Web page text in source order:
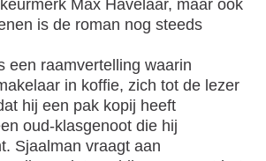
is de roman nog steeds
een raamvertelling waarin
in koffie, zich tot de lezer
hij een pak kopij heeft
oud-klasgenoot die hij
Sjaalman vraagt aan